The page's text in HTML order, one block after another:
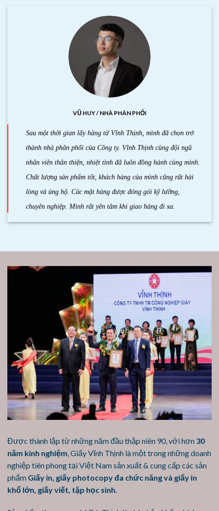
thành nhà phân phối của Công ty. Vĩnh Thịnh cùng đội ngũ
nhân viên thân thiện, nhiệt tình đã luôn đồng hành cùng mình.
Chất lượng sản phẩm tốt, khách hàng của mình cũng rất hài
lòng và ủng hộ. Các mặt hàng được đóng gói kỹ lưỡng,
chuyên nghiệp. Mình rất yên tâm khi giao hàng đi xa.
năm kinh nghiệm, Giấy Vĩnh Thịnh là một trong những doanh
nghiệp tiên phong tại Việt Nam sản xuất & cung cấp các sản
phẩmGiấy in, giấy photocopy đa chức năng và giấy in
khổ lớn, giấy viết, tập học sinh.